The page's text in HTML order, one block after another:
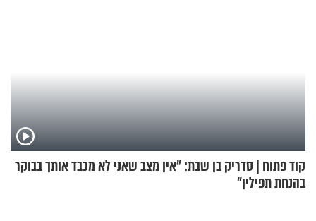
קוד פתוח | סדריק בן שבת: "אין מצב שאני לא מכבד אותך בבוקר
בהנחת תפילין"